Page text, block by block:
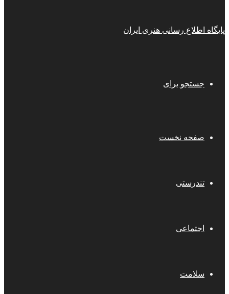
پایگاه اطلاع رسانی هنری ایران
جستجو برای
صفحه نخست
تندرستی
اجتماعی
سلامت